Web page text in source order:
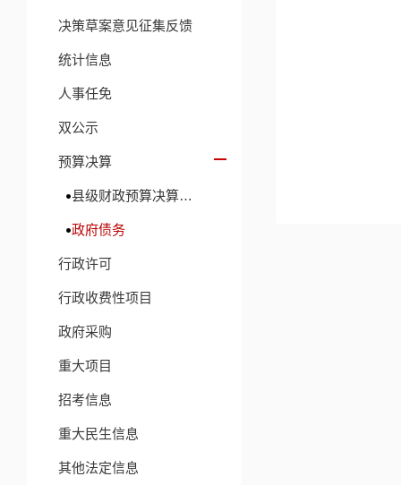
决策草案意见征集反馈
统计信息
人事任免
双公示
预算决算
县级财政预算决算及财政收支信息
政府债务
行政许可
行政收费性项目
政府采购
重大项目
招考信息
重大民生信息
其他法定信息